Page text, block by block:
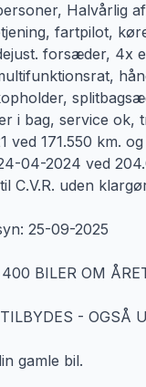
Halvårlig
fartpilot,
forsæder, 4x
i bag, service ok,
ved 171.550 km.
04-2024 ved
C.V.R. uden
25-09-2025
BILER OM
- OGSÅ
gamle bil.